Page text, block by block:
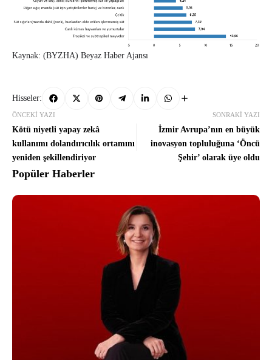
Kaynak: (BYZHA) Beyaz Haber Ajansı
Hisseler:
ÖNCEKI YAZI
Kötü niyetli yapay zekâ
kullanımı dolandırıcılık ortamını
yeniden şekillendiriyor
SONRAKI YAZI
İzmir Avrupa’nın en büyük
inovasyon topluluğuna ‘Öncü
Şehir’ olarak üye oldu
Popüler Haberler